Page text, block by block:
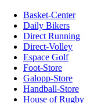
Basket-Center
Daily Bikers
Direct Running
Direct-Volley
Espace Golf
Foot-Store
Galopp-Store
Handball-Store
House of Rugby